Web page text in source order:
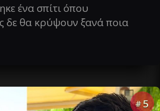
ένα σπίτι όπου
δε θα κρύψουν ξανά ποια
# 5